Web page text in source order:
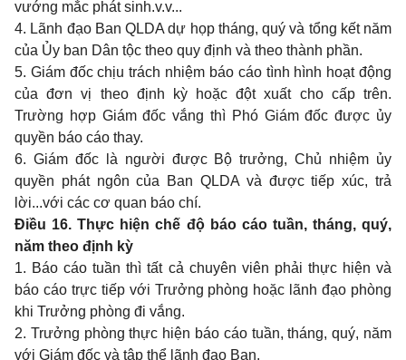
vướng mắc phát sinh.v.v...
4. Lãnh đạo Ban QLDA dự họp tháng, quý và tổng kết năm
của Ủy ban Dân tộc theo quy định và theo thành phần.
5. Giám đốc chịu trách nhiệm báo cáo tình hình hoạt động
của đơn vị theo định kỳ hoặc đột xuất cho cấp trên.
Trường hợp Giám đốc vắng thì Phó Giám đốc được ủy
quyền báo cáo thay.
6. Giám đốc là người được Bộ trưởng, Chủ nhiệm ủy
quyền phát ngôn của Ban QLDA và được tiếp xúc, trả
lời...với các cơ quan báo chí.
Điều 16. Thực hiện chế độ báo cáo tuần, tháng, quý,
năm theo định kỳ
1. Báo cáo tuần thì tất cả chuyên viên phải thực hiện và
báo cáo trực tiếp với Trưởng phòng hoặc lãnh đạo phòng
khi Trưởng phòng đi vắng.
2. Trưởng phòng thực hiện báo cáo tuần, tháng, quý, năm
với Giám đốc và tập thể lãnh đạo Ban.